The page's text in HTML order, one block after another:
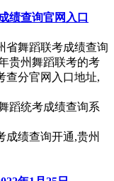
绩查询官网入口
省舞蹈联考成绩查询
贵州舞蹈联考的考
查分官网入口地址,
成绩查询开通,贵州